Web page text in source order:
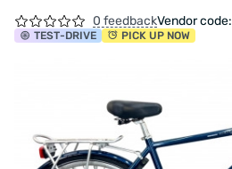
0 feedbackVendor code:
TEST-DRIVE PICK UP NOW